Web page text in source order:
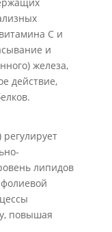
С и
и
железа,
действие,
липидов
повышая